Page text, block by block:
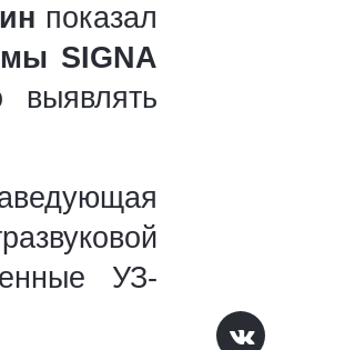
показал
SIGNA
выявлять
УЗ-